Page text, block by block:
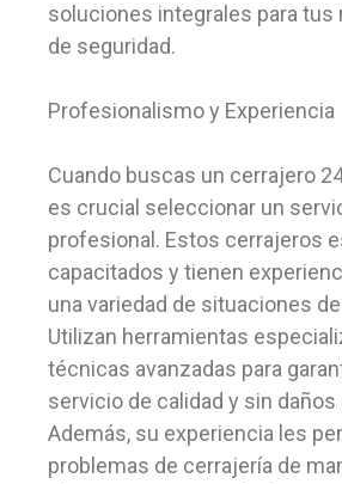
soluciones integrales para tus
de seguridad.
Profesionalismo y Experiencia
Cuando buscas un cerrajero
es crucial seleccionar un
profesional. Estos cerrajeros
capacitados y tienen
una variedad de situaciones
Utilizan herramientas
técnicas avanzadas para
servicio de calidad y sin daños
Además, su experiencia les
problemas de cerrajería de